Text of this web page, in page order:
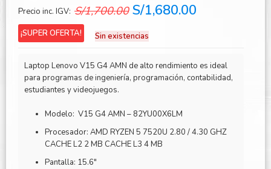
Precio inc. IGV: S/1,700.00 El
original
S/1,700.00.
S/1,680.00
S/1,680.00.
¡SUPER OFERTA! Sin existencias
Laptop Lenovo V15 G4 AMN de alto rendimiento es ideal
para programas de ingeniería, programación, contabilidad,
estudiantes y videojuegos.
Modelo: V15 G4 AMN – 82YU00X6LM
Procesador: AMD RYZEN 5 7520U 2.80 / 4.30 GHZ
CACHE L2 2 MB CACHE L3 4 MB
Pantalla: 15.6″